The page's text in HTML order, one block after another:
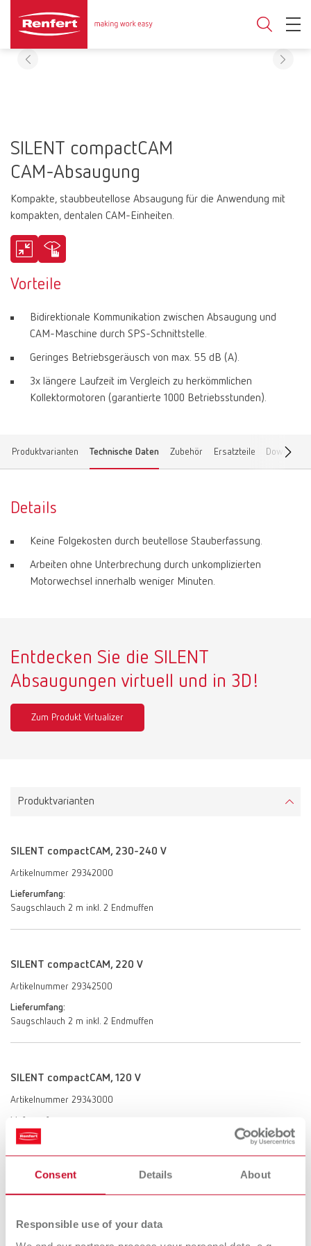
Consent Details About
Responsible use of your data
SILENT compactCAM
CAM-Absaugung
Kompakte, staubbeutellose Absaugung für die Anwendung mit
kompakten, dentalen CAM-Einheiten.
Vorteile
Bidirektionale Kommunikation zwischen Absaugung und
CAM-Maschine durch SPS-Schnittstelle.
Geringes Betriebsgeräusch von max. 55 dB (A).
3x längere Laufzeit im Vergleich zu herkömmlichen
Kollektormotoren (garantierte 1000 Betriebsstunden).
Produktvarianten Technische Daten Zubehör Ersatzteile Downloads
Details
Keine Folgekosten durch beutellose Stauberfassung.
Arbeiten ohne Unterbrechung durch unkomplizierten
Motorwechsel innerhalb weniger Minuten.
Entdecken Sie die SILENT
Absaugungen virtuell und in 3D!
Zum Produkt Virtualizer
Produktvarianten
SILENT compactCAM, 230-240 V
Artikelnummer 29342000
Lieferumfang:
Saugschlauch 2 m inkl. 2 Endmuffen
SILENT compactCAM, 220 V
Artikelnummer 29342500
Lieferumfang:
Saugschlauch 2 m inkl. 2 Endmuffen
SILENT compactCAM, 120 V
Artikelnummer 29343000
Saugschlauch 2 m inkl. 2 Endmuffen
SILENT compactCAM, 100 V